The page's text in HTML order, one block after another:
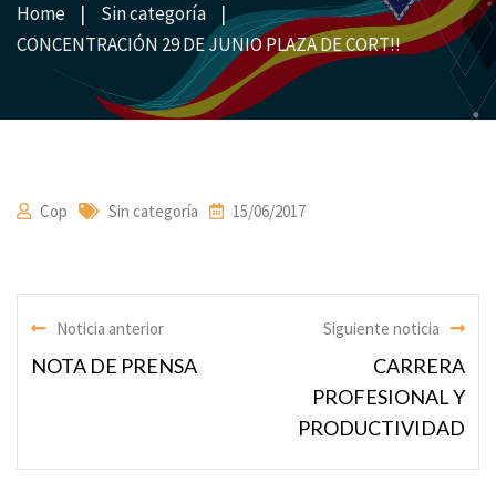
Home
Sin categoría
CONCENTRACIÓN 29 DE JUNIO PLAZA DE CORT!!
Cop Sin categoría 15/06/2017
Noticia anterior
NOTA DE PRENSA
Siguiente noticia
CARRERA
PROFESIONAL Y
PRODUCTIVIDAD